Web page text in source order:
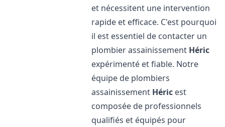
et nécessitent une intervention
rapide et efficace. C'est pourquoi
il est essentiel de contacter un
plombier assainissement Héric
expérimenté et fiable. Notre
équipe de plombiers
assainissement Héric est
composée de professionnels
qualifiés et équipés pour